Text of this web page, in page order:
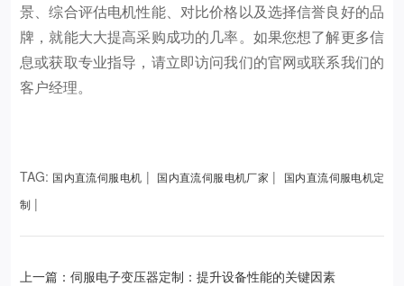
景、综合评估电机性能、对比价格以及选择信誉良好的品
牌，就能大大提高采购成功的几率。如果您想了解更多信
息或获取专业指导，请立即访问我们的官网或联系我们的
客户经理。
TAG: 国内直流伺服电机 | 国内直流伺服电机厂家 | 国内直流伺服电机定
制 |
上一篇：伺服电子变压器定制：提升设备性能的关键因素